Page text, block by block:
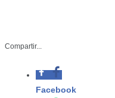
Compartir...
Facebook